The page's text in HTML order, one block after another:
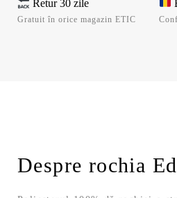
Retur 30 zile
Gratuit în orice magazin ETIC
Despre rochia